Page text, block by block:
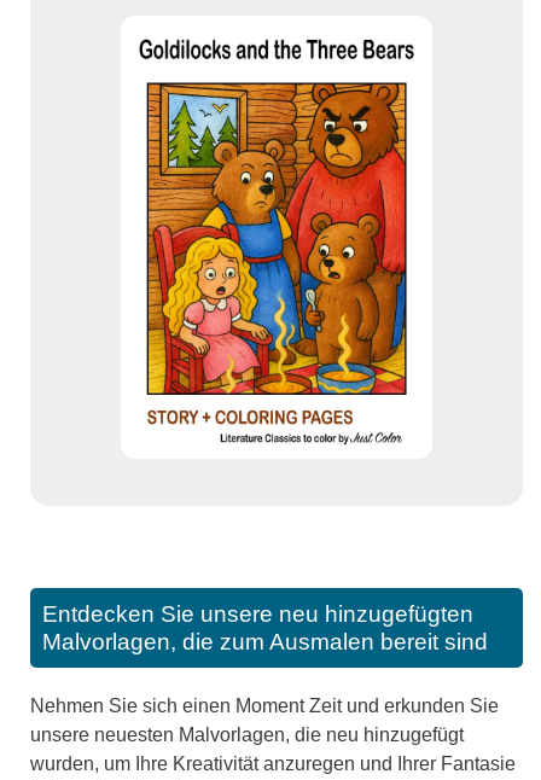
Entdecken Sie unsere neu hinzugefügten
Malvorlagen, die zum Ausmalen bereit sind
Nehmen Sie sich einen Moment Zeit und erkunden Sie
unsere neuesten Malvorlagen, die neu hinzugefügt
wurden, um Ihre Kreativität anzuregen und Ihrer Fantasie